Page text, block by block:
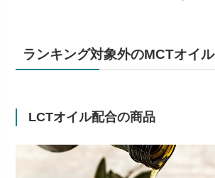
ランキング対象外のMCTオイル
LCTオイル配合の商品